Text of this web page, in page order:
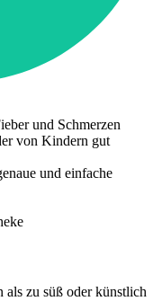
und Schmerzen
von Kindern gut
und einfache
zu süß oder künstlich